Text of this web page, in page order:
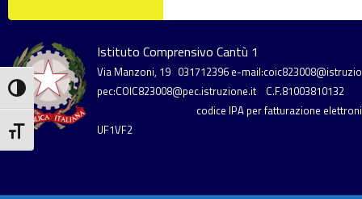
Attiva/disattiva alto contrasto
Attiva/disattiva dimensione testo
Istituto Comprensivo Cantù 1
Via Manzoni, 19 031712396 e-
pec:COIC823008@pec.istruzione.it
C.F.81003810132
codice IPA per fatturazione
UF1VF2